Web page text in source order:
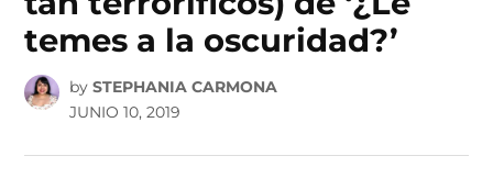
temes a la oscuridad?’
by STEPHANIA CARMONA
JUNIO 10, 2019